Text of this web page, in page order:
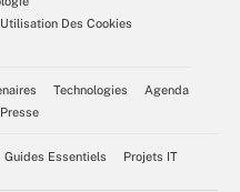
Utilisation Des Cookies
Technologies
Agenda
Guides Essentiels Projets IT